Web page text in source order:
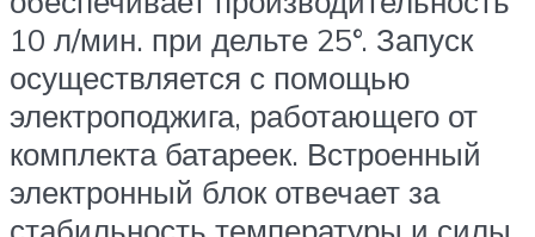
10 л/мин. при дельте 25°. Запуск
осуществляется с помощью
электроподжига, работающего от
комплекта батареек. Встроенный
электронный блок отвечает за